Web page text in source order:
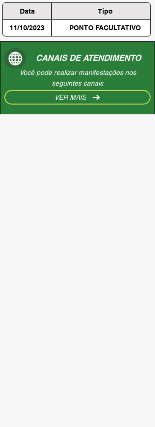
Data Tipo
11/10/2023 PONTO FACULTATIVO
CANAIS DE ATENDIMENTO
Você pode realizar manifestações nos
seguintes canais
VER MAIS